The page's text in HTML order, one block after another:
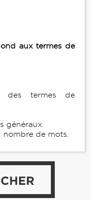
aux termes de
des termes de
généraux.
de mots.